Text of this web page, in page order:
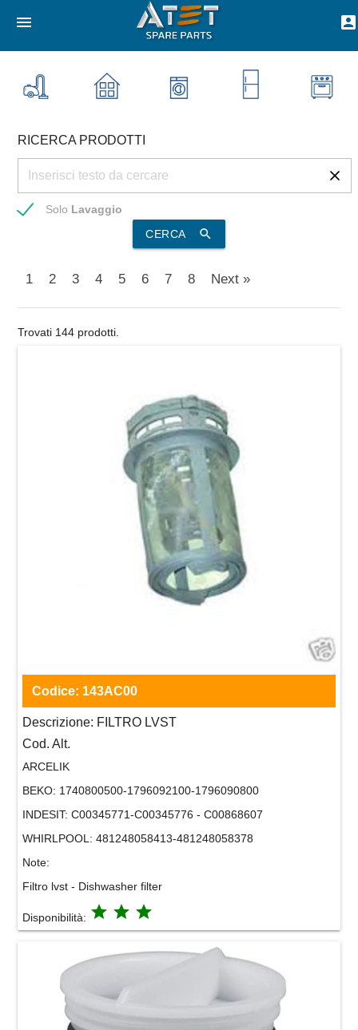
menu account_box
RICERCA PRODOTTI
Solo Lavaggio
CERCA
search
1 2 3 4 5 6 7 8 Next »
Trovati 144 prodotti.
Codice: 143AC00
Descrizione: FILTRO LVST
Cod. Alt.
ARCELIK
BEKO: 1740800500-1796092100-1796090800
INDESIT: C00345771-C00345776 - C00868607
WHIRLPOOL: 481248058413-481248058378
Note:
Filtro lvst - Dishwasher filter
Disponibilità: grade grade grade